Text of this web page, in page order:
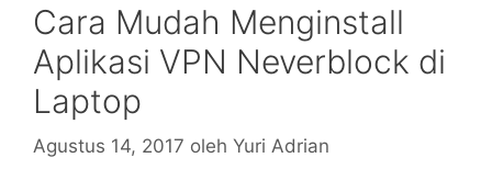
Cara Mudah Menginstall
Aplikasi VPN Neverblock di
Laptop
Agustus 14, 2017 oleh Yuri Adrian